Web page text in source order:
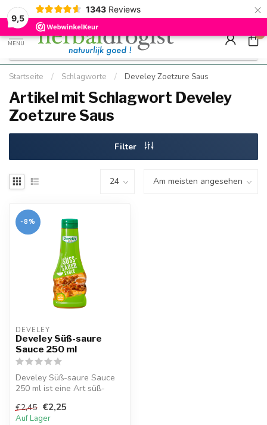
9,5
1343 Reviews ×
Kostenloser DE-Versand ab Mindestbestellwert |
Schnell geliefert
Minimum
Hızlı
MENU
0
Startseite / Schlagworte / Develey Zoetzure Saus
Artikel mit Schlagwort Develey
Zoetzure Saus
Filter
-8%
DEVELEY
Develey Süß-saure
Sauce 250 ml
Develey Süß-saure Sauce
250 ml ist eine Art süß-
Ursprungs....
€2,45 €2,25
Auf Lager